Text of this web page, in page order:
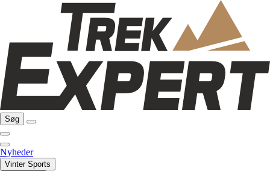
Søg
Nyheder
Vinter Sports